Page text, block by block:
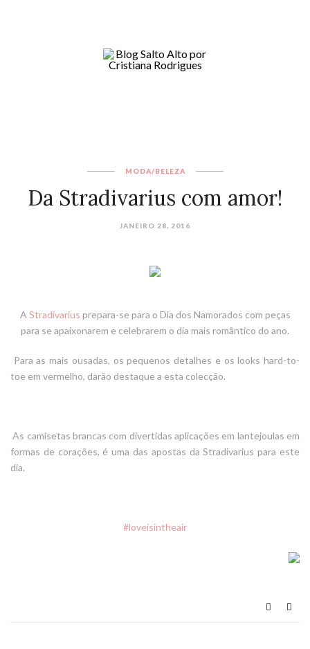
MODA/BELEZA
Da Stradivarius com amor!
JANEIRO 28, 2016
A Stradivarius prepara-se para o Dia dos Namorados com peças
para se apaixonarem e celebrarem o dia mais romântico do ano.
Para as mais ousadas, os pequenos detalhes e os looks hard-to-
toe em vermelho, darão destaque a esta colecção.
As camisetas brancas com divertidas aplicações em lantejoulas em
formas de corações, é uma das apostas da Stradivarius para este
dia.
#loveisintheair